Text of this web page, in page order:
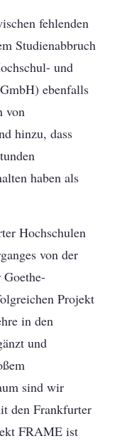
fehlenden
Studienabbruch
und
ebenfalls
von
hinzu, dass
haben als
Hochschulen
von der
Projekt
in den
und
sind wir
den Frankfurter
FRAME ist